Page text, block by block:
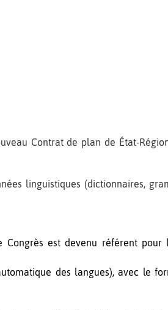
Contrat de plan de État-
linguistiques (dictionnaires,
est devenu référent pour
des langues), avec le